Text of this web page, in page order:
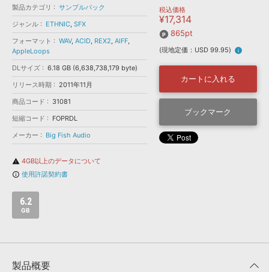
ソフトウェア／ツール »
DAW »
効果音 »
BGM »
ニュースレター »
SONICWIREブログ »
DTMガイド »
FAQ »
お問い合わせ »
音楽カード
楽曲配信流通 サービス
無償のサウンド管理ソフト
SLS
ソフト音源 プラグイン・エフェクト
ソフトウェア／ツール DAW 効果音
フォーマット
ランキング
製品カテゴリ
サンプルパック
ジャンル
ETHNIC, SFX
フォーマット
WAV, ACID, REX2, AIFF,
AppleLoops
DLサイズ
6.18 GB (6,638,738,179 byte)
リリース時期
2011年11月
商品コード
31081
短縮コード
FOPRDL
メーカー
Big Fish Audio
warning 4GB以上のデータについて
info_outline 使用許諾契約書
6.2
GB
税込価格
¥17,314
865pt
(現地定価：USD 99.95) info
カートに入れる
ブックマーク
製品概要